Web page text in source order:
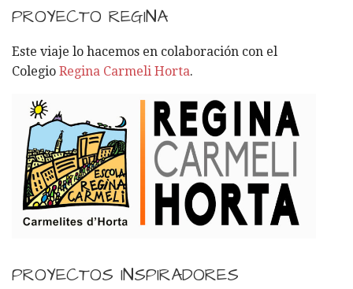
C
R
:
PROYECTO REGINA
Este viaje lo hacemos en colaboración con el
Colegio Regina Carmeli Horta.
PROYECTOS INSPIRADORES